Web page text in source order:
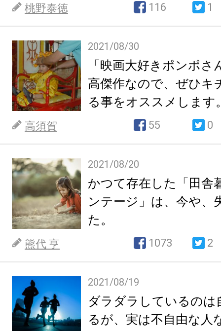
桃野泰徳 116 1
2021/08/30
「映画大好きポンポさ
高傑作なので、ぜひキ
る事をオススメします
高須賀 55 0
2021/08/20
かつて存在した「田舎
ンテージ」は、今や、
た。
熊代 亨 1073 2
2021/08/19
ダラダラしているのは
るが、実は不自由な人